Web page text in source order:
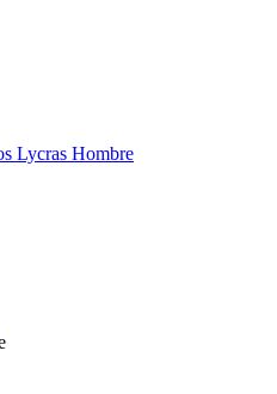
Lycras Hombre